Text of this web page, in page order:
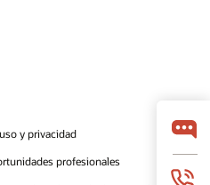
y privacidad
profesionales